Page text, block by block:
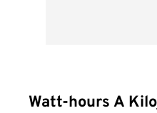
Watt-hours A